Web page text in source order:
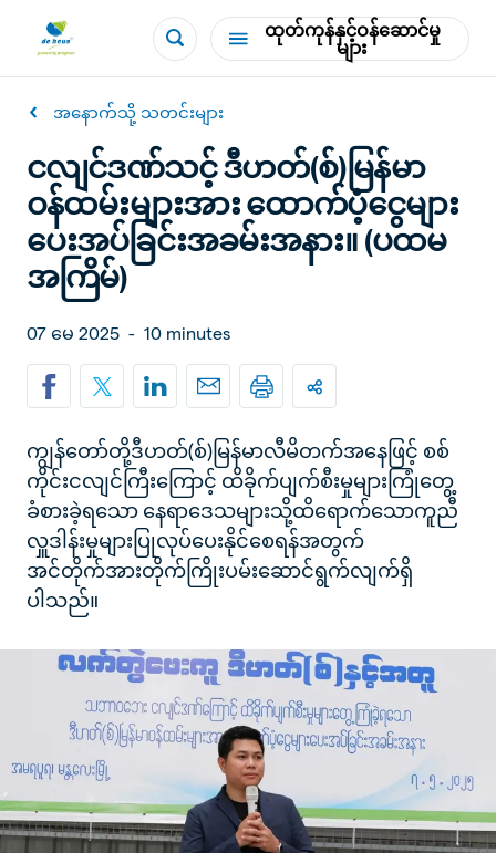
ထုတ်ကုန်နှင့်ဝန်ဆောင်မှု
များ
အနောက်သို့ သတင်းများ
ငလျင်ဒဏ်သင့် ဒီဟတ်(စ်)မြန်မာ
ဝန်ထမ်းများအား ထောက်ပံ့ငွေများ
ပေးအပ်ခြင်းအခမ်းအနား။ (ပထမ
အကြိမ်)
07 မေ 2025 - 10 minutes
ကျွန်တော်တို့ဒီဟတ်(စ်)မြန်မာလီမိတက်အနေဖြင့် စစ်
ကိုင်းငလျင်ကြီးကြောင့် ထိခိုက်ပျက်စီးမှုများကြုံတွေ့
ခံစားခဲ့ရသော နေရာဒေသများသို့ထိရောက်သောကူညီ
လှူဒါန်းမှုများပြုလုပ်ပေးနိုင်စေရန်အတွက်
အင်တိုက်အားတိုက်ကြိုးပမ်းဆောင်ရွက်လျက်ရှိ
ပါသည်။